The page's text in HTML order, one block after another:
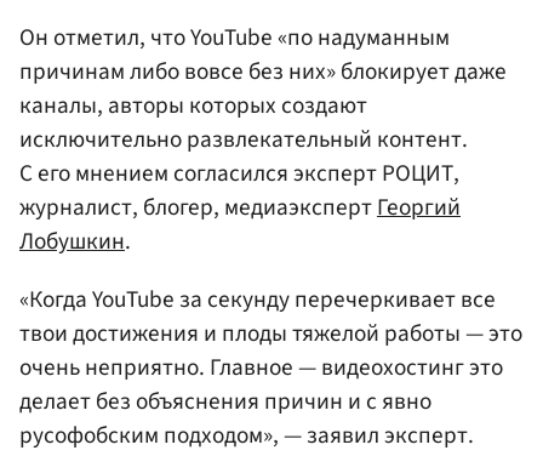
Он отметил, что YouTube «по надуманным
причинам либо вовсе без них» блокирует даже
каналы, авторы которых создают
исключительно развлекательный контент.
С его мнением согласился эксперт РОЦИТ,
журналист, блогер, медиаэкспертГеоргий
Лобушкин.
«Когда YouTube за секунду перечеркивает все
твои достижения и плоды тяжелой работы — это
очень неприятно. Главное — видеохостинг это
делает без объяснения причин и с явно
русофобским подходом», — заявил эксперт.